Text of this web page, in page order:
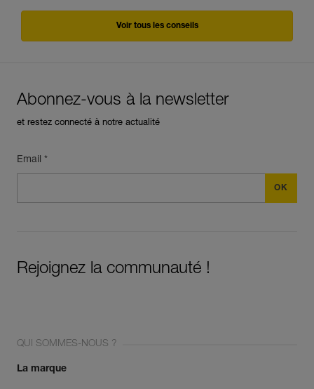
Voir tous les conseils
Abonnez-vous à la newsletter
et restez connecté à notre actualité
Email *
Rejoignez la communauté !
QUI SOMMES-NOUS ?
La marque